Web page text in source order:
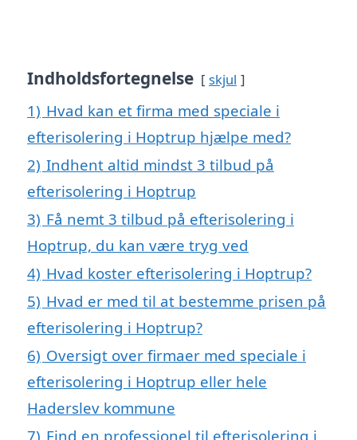
Indholdsfortegnelse skjul
1) Hvad kan et firma med speciale i
efterisolering i Hoptrup hjælpe med?
2) Indhent altid mindst 3 tilbud på
efterisolering i Hoptrup
3) Få nemt 3 tilbud på efterisolering i
Hoptrup, du kan være tryg ved
4) Hvad koster efterisolering i Hoptrup?
5) Hvad er med til at bestemme prisen på
efterisolering i Hoptrup?
6) Oversigt over firmaer med speciale i
efterisolering i Hoptrup eller hele
Haderslev kommune
7) Find en professionel til efterisolering i